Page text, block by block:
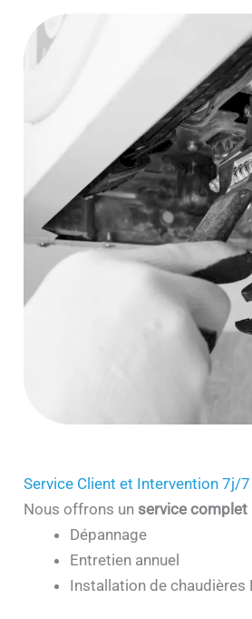
Service Client et Intervention 7j/
Nous offrons un service complet
Dépannage
Entretien annuel
Installation de chaudières